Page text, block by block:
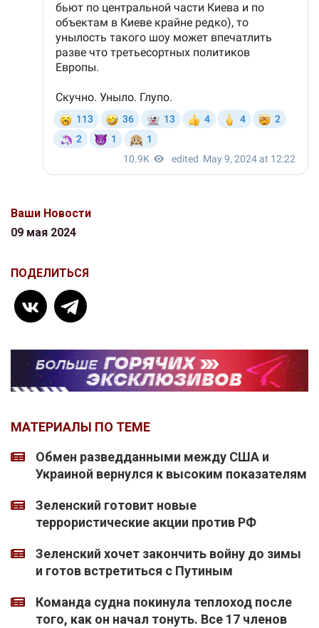
Ваши Новости
09 мая 2024
ПОДЕЛИТЬСЯ
МАТЕРИАЛЫ ПО ТЕМЕ
Обмен разведданными между США и
Украиной вернулся к высоким показателям
Зеленский готовит новые
террористические акции против РФ
Зеленский хочет закончить войну до зимы
и готов встретиться с Путиным
Команда судна покинула теплоход после
того, как он начал тонуть. Все 17 членов